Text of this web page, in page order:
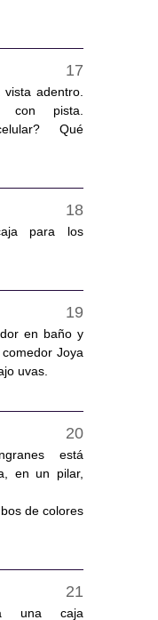
adentro.
con pista.
Qué
para los
en baño y
Joya
uvas.
está
en un pilar,
de colores
una caja